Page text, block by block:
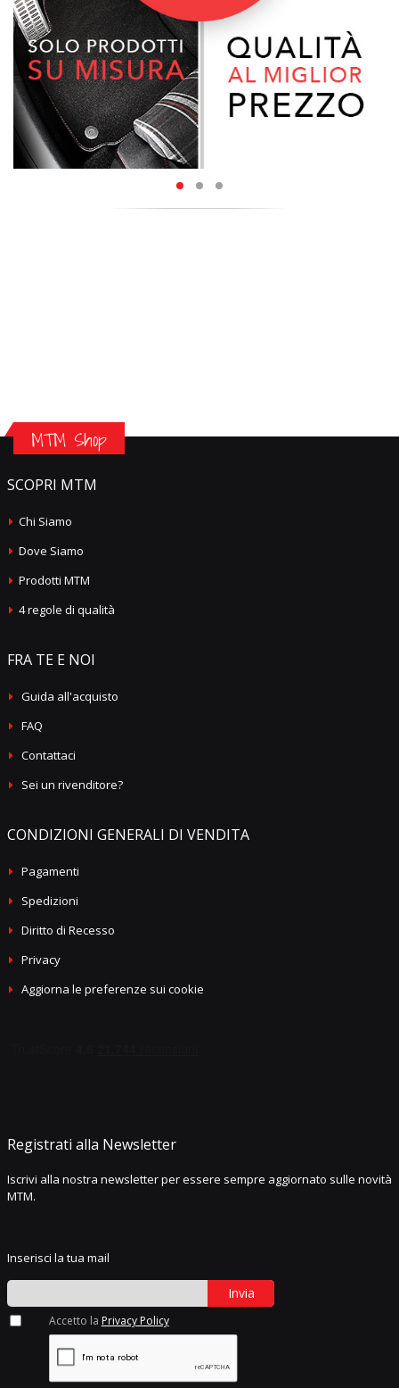
MTM Shop
SCOPRI MTM
Chi Siamo
Dove Siamo
Prodotti MTM
4 regole di qualità
FRA TE E NOI
Guida all'acquisto
FAQ
Contattaci
Sei un rivenditore?
CONDIZIONI GENERALI DI VENDITA
Pagamenti
Spedizioni
Diritto di Recesso
Privacy
Aggiorna le preferenze sui cookie
Registrati alla Newsletter
Iscrivi alla nostra newsletter per essere sempre aggiornato sulle novità
MTM.
Inserisci la tua mail
Invia
Accetto la Privacy Policy